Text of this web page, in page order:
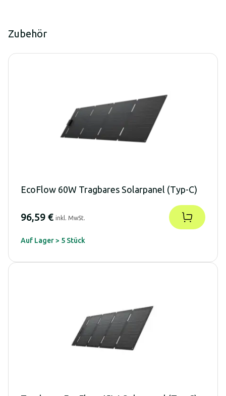
Zubehör
EcoFlow 60W Tragbares Solarpanel (Typ-C)
96,59 € inkl. MwSt.
Auf Lager > 5 Stück